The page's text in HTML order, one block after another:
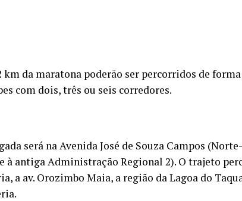
km da maratona poderão ser percorridos de
com dois, três ou seis corredores.
será na Avenida José de Souza Campos
à antiga Administração Regional 2). O trajeto
a av. Orozimbo Maia, a região da Lagoa do